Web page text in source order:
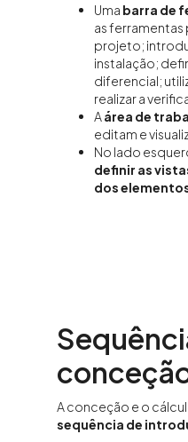
Uma barra de
as ferramentas
projeto;
instalação;
diferencial;
realizar a
Aárea de
editam e
No lado
definir as
dos
A conceção e o
sequência de